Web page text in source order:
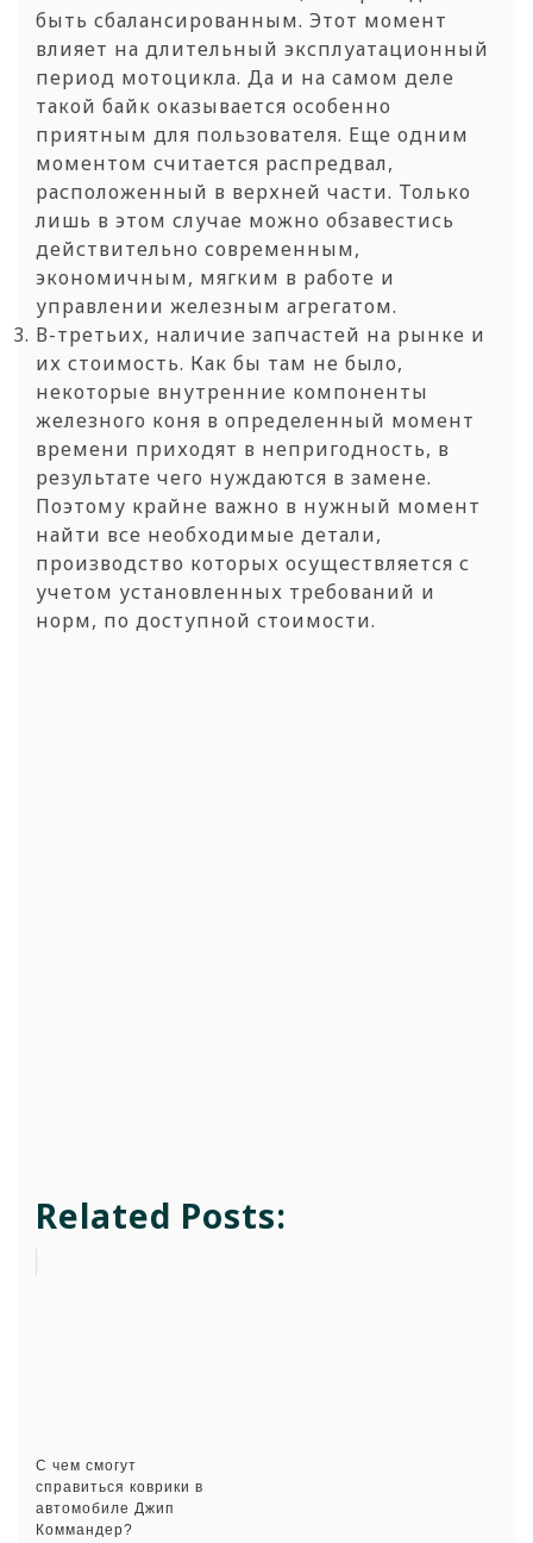
быть сбалансированным. Этот момент
влияет на длительный эксплуатационный
период мотоцикла. Да и на самом деле
такой байк оказывается особенно
приятным для пользователя. Еще одним
моментом считается распредвал,
расположенный в верхней части. Только
лишь в этом случае можно обзавестись
действительно современным,
экономичным, мягким в работе и
управлении железным агрегатом.
В-третьих, наличие запчастей на рынке и
их стоимость. Как бы там не было,
некоторые внутренние компоненты
железного коня в определенный момент
времени приходят в непригодность, в
результате чего нуждаются в замене.
Поэтому крайне важно в нужный момент
найти все необходимые детали,
производство которых осуществляется с
учетом установленных требований и
норм, по доступной стоимости.
Related Posts:
С чем смогут
справиться коврики в
автомобиле Джип
Коммандер?